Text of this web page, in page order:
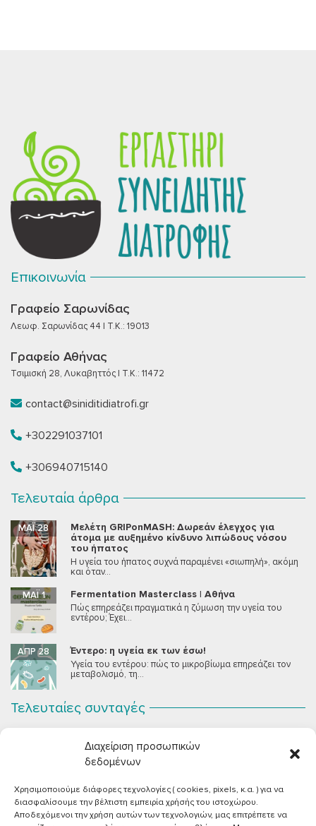
Διαχείριση προσωπικών
δεδομένων
Χρησιμοποιούμε διάφορες τεχνολογίες ( cookies, pixels, κ.α. ) για να
διασφαλίσουμε την βέλτιστη εμπειρία χρήσής του ιστοχώρου.
Αποδεχόμενοι την χρήση αυτών των τεχνολογιών, μας επιτρέπετε να
Επικοινωνία
Γραφείο Σαρωνίδας
Λεωφ. Σαρωνίδας 44 | T.K.: 19013
Γραφείο Αθήνας
Τσιμισκή 28, Λυκαβηττός | T.K.: 11472
contact@siniditidiatrofi.gr
+302291037101
+306940715140
Τελευταία άρθρα
Μελέτη GRIPonMASH: Δωρεάν έλεγχος για
άτομα με αυξημένο κίνδυνο λιπώδους νόσου
του ήπατος
ΜΆΙ 28
Η υγεία του ήπατος συχνά παραμένει «σιωπηλή», ακόμη
και όταν...
Fermentation Masterclass | Αθήνα
ΜΆΙ 1
Πώς επηρεάζει πραγματικά η ζύμωση την υγεία του
εντέρου; Έχει...
Έντερο: η υγεία εκ των έσω!
ΑΠΡ 28
Υγεία του εντέρου: πώς το μικροβίωμα επηρεάζει τον
μεταβολισμό, τη...
Τελευταίες συνταγές
Μια μους σοκολάτας για όλους εμάς που θέλουμε να
συστήσουμε...
Vegan Χωριάτικη Σαλάτα με Φέτα από Τόφου
ΙΟΎΝ 26
Καλοκαίρι, ζεστάρα και “χωριάτικη” σαλάτα! Έχοντας
μεγαλώσει με αυτό το...